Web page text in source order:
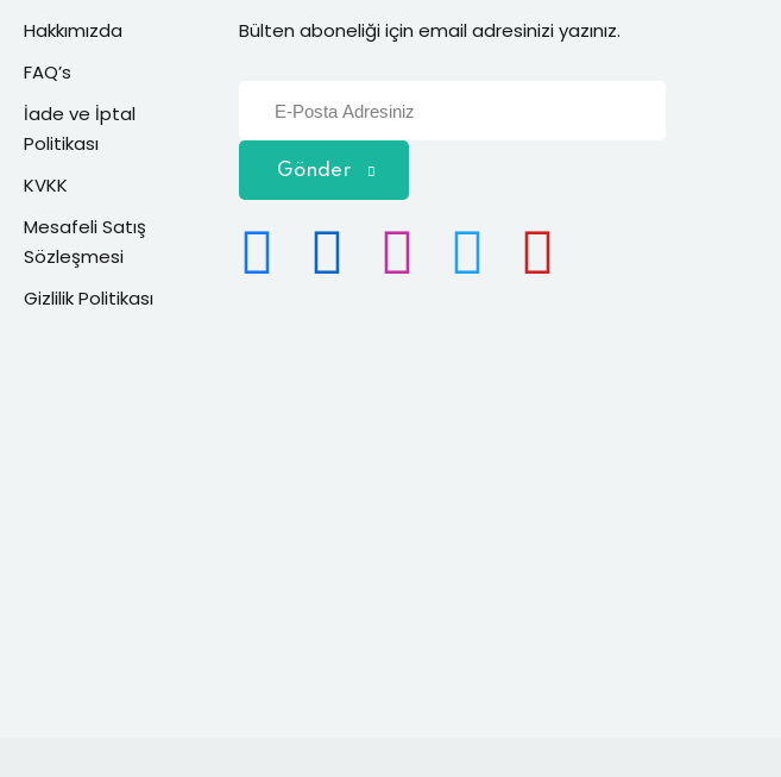
Hakkımızda
FAQ’s
İade ve İptal
Politikası
KVKK
Mesafeli Satış
Sözleşmesi
Gizlilik Politikası
Bülten aboneliği için email adresinizi yazınız.
Gönder